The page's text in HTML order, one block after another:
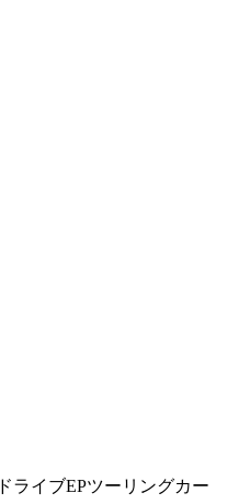
ライブEPツーリングカー